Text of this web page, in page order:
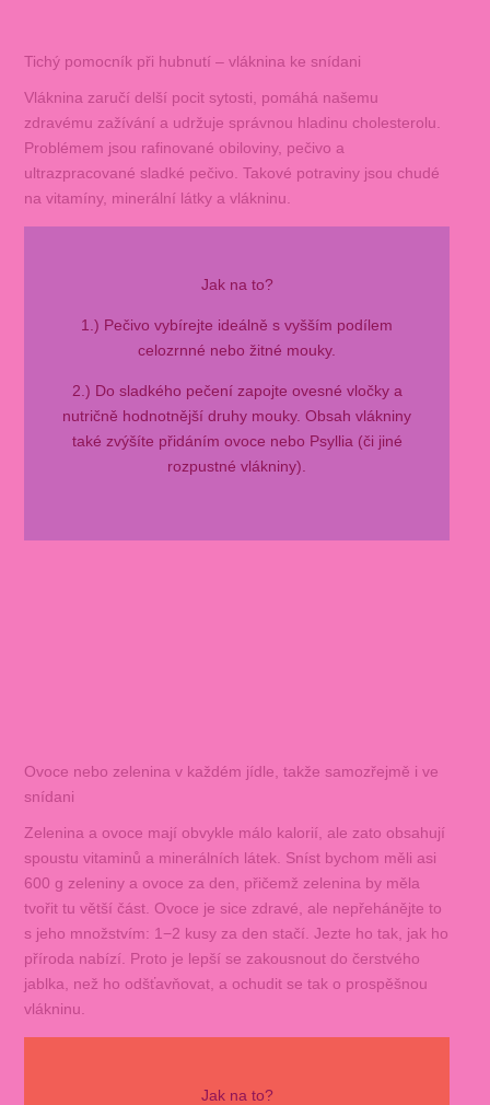
Tichý pomocník při hubnutí – vláknina ke snídani
Vláknina zaručí delší pocit sytosti, pomáhá našemu
zdravému zažívání a udržuje správnou hladinu cholesterolu.
Problémem jsou rafinované obiloviny, pečivo a
ultrazpracované sladké pečivo. Takové potraviny jsou chudé
na vitamíny, minerální látky a vlákninu.
Jak na to?
1.) Pečivo vybírejte ideálně s vyšším podílem
celozrnné nebo žitné mouky.
2.) Do sladkého pečení zapojte ovesné vločky a
nutričně hodnotnější druhy mouky. Obsah vlákniny
také zvýšíte přidáním ovoce nebo Psyllia (či jiné
rozpustné vlákniny).
Ovoce nebo zelenina v každém jídle, takže samozřejmě i ve
snídani
Zelenina a ovoce mají obvykle málo kalorií, ale zato obsahují
spoustu vitaminů a minerálních látek. Sníst bychom měli asi
600 g zeleniny a ovoce za den, přičemž zelenina by měla
tvořit tu větší část. Ovoce je sice zdravé, ale nepřehánějte to
s jeho množstvím: 1−2 kusy za den stačí. Jezte ho tak, jak ho
příroda nabízí. Proto je lepší se zakousnout do čerstvého
jablka, než ho odšťavňovat, a ochudit se tak o prospěšnou
vlákninu.
Jak na to?